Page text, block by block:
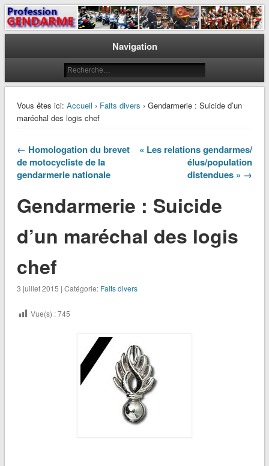
Profession Gendarme
Le journal des gendarmes
Navigation
Vous êtes ici: Accueil › Faits divers › Gendarmerie : Suicide d’un
maréchal des logis chef
← Homologation du brevet
de motocycliste de la
gendarmerie nationale
« Les relations gendarmes/
élus/population
distendues » →
Gendarmerie : Suicide
d’un maréchal des logis
chef
3 juillet 2015 | Catégorie: Faits divers
Vue(s) :745